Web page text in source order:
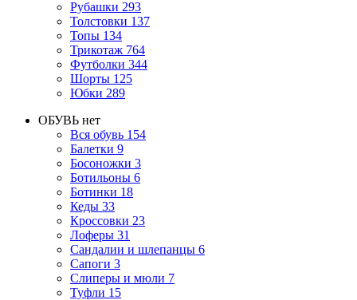
Рубашки 293
Толстовки 137
Топы 134
Трикотаж 764
Футболки 344
Шорты 125
Юбки 289
ОБУВЬ нет
Вся обувь 154
Балетки 9
Босоножки 3
Ботильоны 6
Ботинки 18
Кеды 33
Кроссовки 23
Лоферы 31
Сандалии и шлепанцы 6
Сапоги 3
Слиперы и мюли 7
Туфли 15